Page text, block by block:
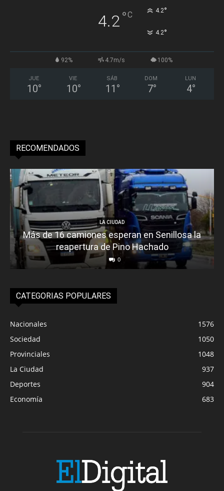
4.2°C 4.2°
4.2°
92% 4.7m/s 100%
JUE
10°
VIE
10°
SÁB
11 °
DOM
7°
LUN
4°
RECOMENDADOS
LA CIUDAD
Más de 16 camiones esperan en Senillosa la
reapertura de Pino Hachado
0
CATEGORIAS POPULARES
Nacionales
1576
Sociedad
1050
Provinciales
1048
La Ciudad
937
Deportes
904
Economía
683